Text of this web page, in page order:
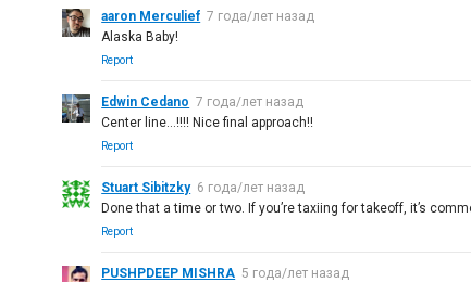
aaron Merculief 7 года/лет назад
Alaska Baby!
Report
Edwin Cedano 7 года/лет назад
Center line...!!!! Nice final approach!!
Report
Stuart Sibitzky 6 года/лет назад
Done that a time or two. If you’re taxiing for takeoff, it’s
Report
PUSHPDEEP MISHRA 5 года/лет назад